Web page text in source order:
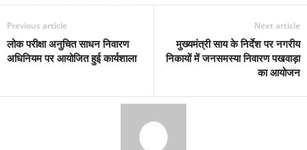
Previous article
लोक परीक्षा अनुचित साधन निवारण
अधिनियम पर आयोजित हुई कार्यशाला
Next article
मुख्यमंत्री साय के निर्देश पर नगरीय
निकायों में जनसमस्या निवारण पखवाड़ा
का आयोजन